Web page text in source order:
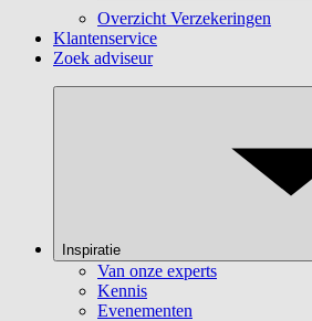
Overzicht Verzekeringen
Klantenservice
Zoek adviseur
Inspiratie
Van onze experts
Kennis
Evenementen